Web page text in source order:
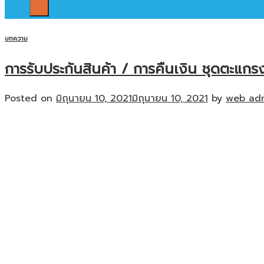
บทความ
การรับประกันสินค้า / การคืนเงิน ชุดตะแกร
Posted on มิถุนายน 10, 2021มิถุนายน 10, 2021 by web